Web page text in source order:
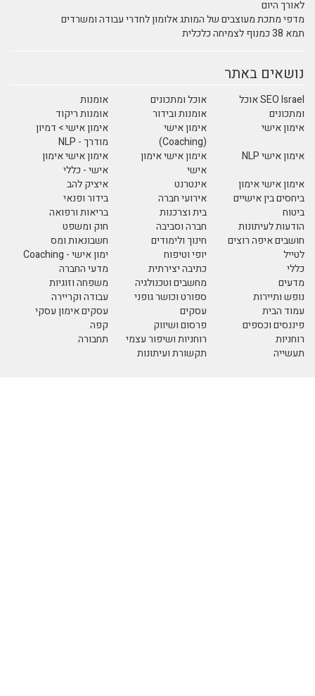
לחדרי עבודה ומשרדים
אומנות
אומנות ריקוד
אימון אישי > דמיון
אימון
אימון אישי אימון
איציק להב
בידור ופנאי
בריאות ורפואה
חוק ומשפט
חשבונאות ומס
מדעי החברה
משפחה וזוגיות
גופני
עבודה וקריירה
עסקים אימון עסקי
קפה
עצמי